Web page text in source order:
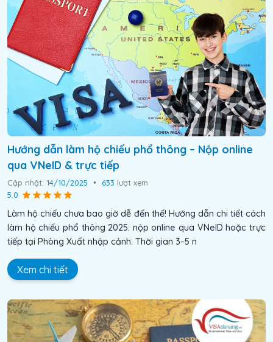
Hướng dẫn làm hộ chiếu phổ thông – Nộp online
qua VNeID & trực tiếp
Cập nhật: 14/10/2025 • 633 lượt xem
5.0
Làm hộ chiếu chưa bao giờ dễ đến thế! Hướng dẫn chi tiết cách
làm hộ chiếu phổ thông 2025: nộp online qua VNeID hoặc trực
tiếp tại Phòng Xuất nhập cảnh. Thời gian 3–5 n
Xem chi tiết